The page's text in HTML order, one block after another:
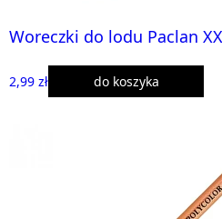
Woreczki do lodu Paclan
2,99 zł do koszyka